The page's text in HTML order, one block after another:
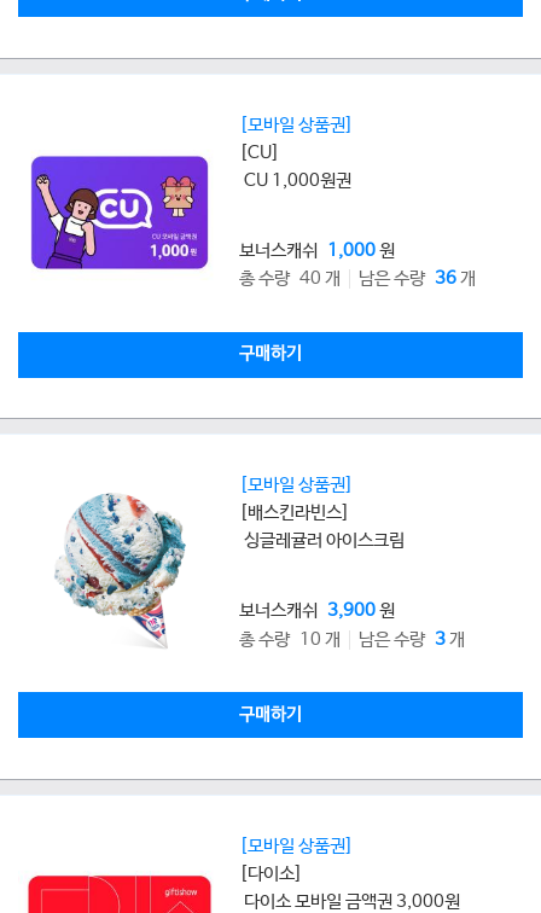
[모바일 상품권]
[CU]
CU 1,000원권
보너스캐쉬 1,000원
총 수량 40 개
남은 수량 36개
구매하기
[모바일 상품권]
[배스킨라빈스]
싱글레귤러 아이스크림
보너스캐쉬 3,900원
총 수량 10 개
남은 수량 3개
구매하기
[모바일 상품권]
[다이소]
다이소 모바일 금액권 3,000원